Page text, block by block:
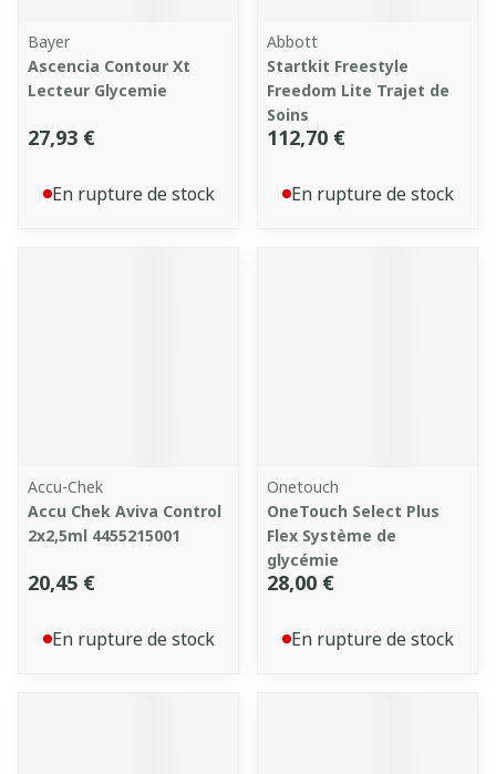
Bayer
Ascencia Contour Xt
Lecteur Glycemie
27,93 €
En rupture de stock
Abbott
Startkit Freestyle
Freedom Lite Trajet de
Soins
112,70 €
En rupture de stock
Accu-Chek
Accu Chek Aviva Control
2x2,5ml 4455215001
20,45 €
En rupture de stock
Onetouch
OneTouch Select Plus
Flex Système de
glycémie
28,00 €
En rupture de stock